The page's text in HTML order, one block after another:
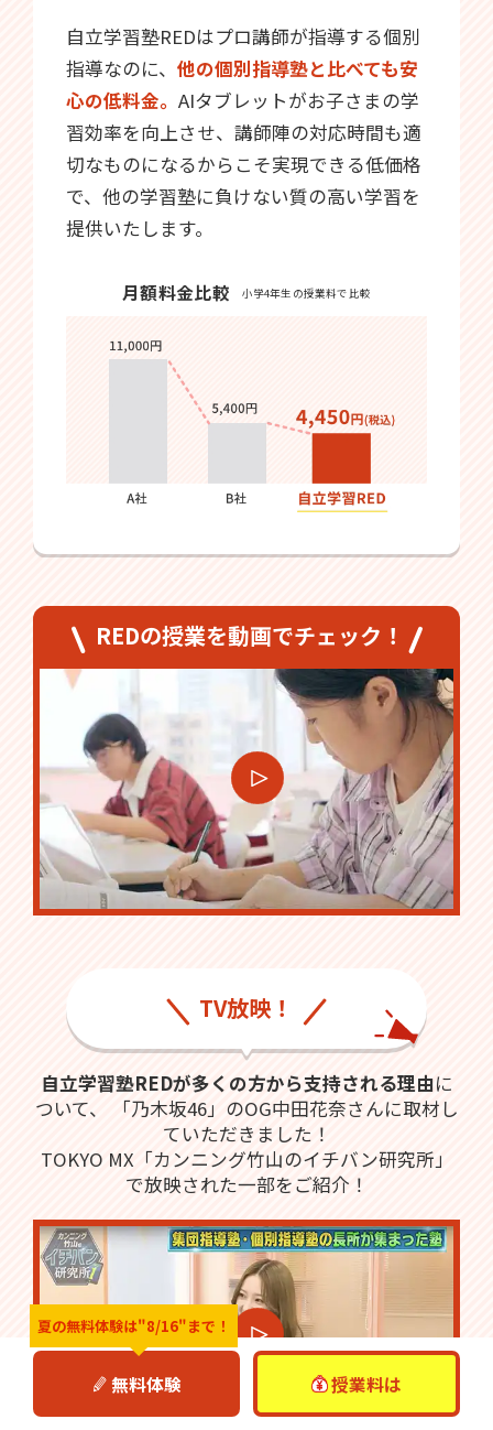
自立学習塾REDはプロ講師が指導する個別
指導なのに、 他の個別指導塾と比べても安
心の低料金。 AIタブレットがお子さまの学
習効率を向上させ、講師陣の対応時間も適
切なものになるからこそ実現できる低価格
で、他の学習塾に負けない質の高い学習を
提供いたします。
月額料金比較 小学4年生の授業料で比較
REDの授業を動画でチェック！
TV放映！
自立学習塾REDが多くの方から支持される理由に
ついて、
「乃木坂46」のOG中田花奈さんに取材し
ていただきました！
TOKYO MX「カンニング竹山のイチバン研究所」
で放映された一部をご紹介！
夏の無料体験は"8/16"まで！
無料体験 授業料は